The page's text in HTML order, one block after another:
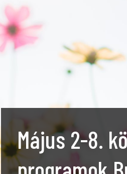
Május 2-8.